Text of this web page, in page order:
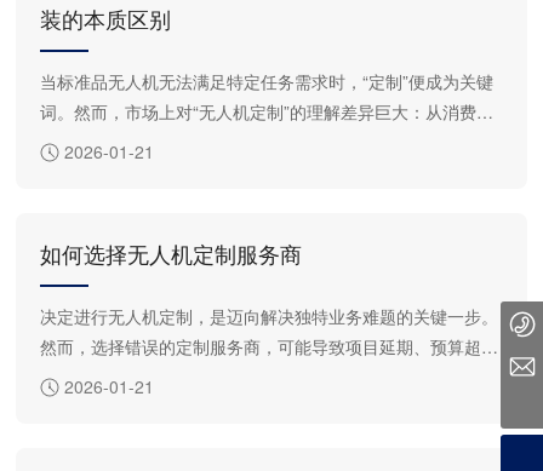
装的本质区别
当标准品无人机无法满足特定任务需求时，“定制”便成为关键
词。然而，市场上对“无人机定制”的理解差异巨大：从消费级
上贴标签、换颜色，到工业级从底层重构飞行系统。本文将为
2026-01-21
如何选择无人机定制服务商
决定进行无人机定制，是迈向解决独特业务难题的关键一步。
然而，选择错误的定制服务商，可能导致项目延期、预算超
支，甚至最终得到一台无法投入实战的“实验室产品”。本文将
2026-01-21
010 59435358
chunyi-1024@163.com